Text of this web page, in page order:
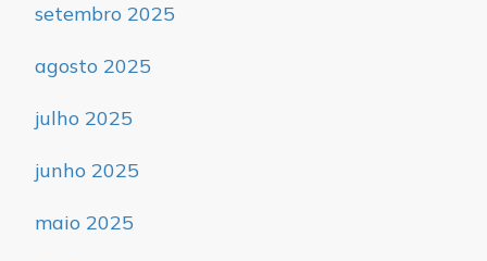
setembro 2025
agosto 2025
julho 2025
junho 2025
maio 2025